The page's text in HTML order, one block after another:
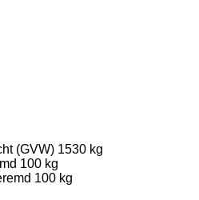
(GVW) 1530 kg
100 kg
100 kg